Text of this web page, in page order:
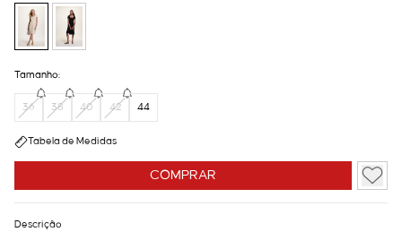
COMPRAR
Tamanho:
36 38 40 42 44
Tabela de Medidas
Descrição